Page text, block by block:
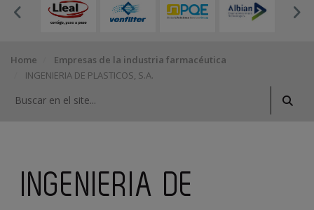
Home
Empresas de la industria farmacéutica
INGENIERIA DE PLASTICOS, S.A.
INGENIERIA DE